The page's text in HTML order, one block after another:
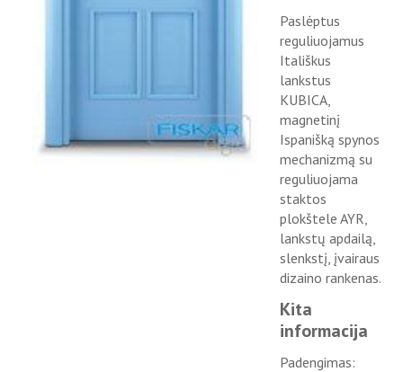
Paslėptus
reguliuojamus
Itališkus
lankstus
KUBICA,
magnetinį
Ispanišką spynos
mechanizmą su
reguliuojama
staktos
plokštele AYR,
lankstų apdailą,
slenkstį, įvairaus
dizaino rankenas.
Kita
informacija
Padengimas: